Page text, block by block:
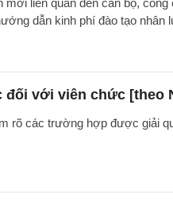
mới liên quan đến cán bộ,
dẫn kinh phí đào tạo
với viên chức [theo
rõ các trường hợp được giải